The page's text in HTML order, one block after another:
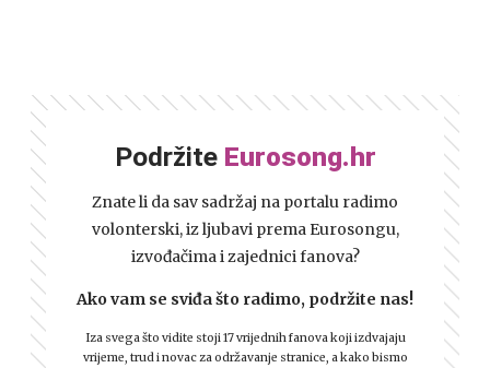
Podržite Eurosong.hr
Znate li da sav sadržaj na portalu radimo
volonterski, iz ljubavi prema Eurosongu,
izvođačima i zajednici fanova?
Ako vam se sviđa što radimo, podržite nas!
Iza svega što vidite stoji 17 vrijednih fanova koji izdvajaju
vrijeme, trud i novac za održavanje stranice, a kako bismo